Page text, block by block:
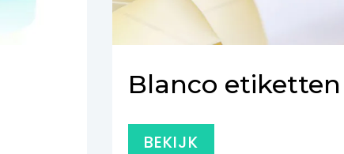
Blanco etiketten
BEKIJK